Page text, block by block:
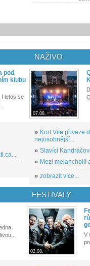
pod
klubu
I letos se
NAŽIVO
07.08.
» Kurt Vile přiveze
nejosobnější...
» Slavící
» Mezi melancholií
» zobrazit více...
FESTIVALY
02.08.
V